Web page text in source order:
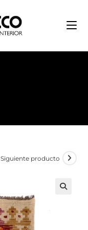
Siguiente producto